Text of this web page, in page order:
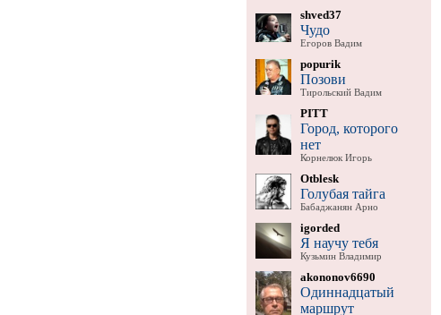
shved37
Чудо
Егоров Вадим
popurik
Позови
Тирольский Вадим
PITT
Город, которого
нет
Корнелюк Игорь
Otblesk
Голубая тайга
Бабаджанян Арно
igorded
Я научу тебя
Кузьмин Владимир
akononov6690
Одиннадцатый
маршрут